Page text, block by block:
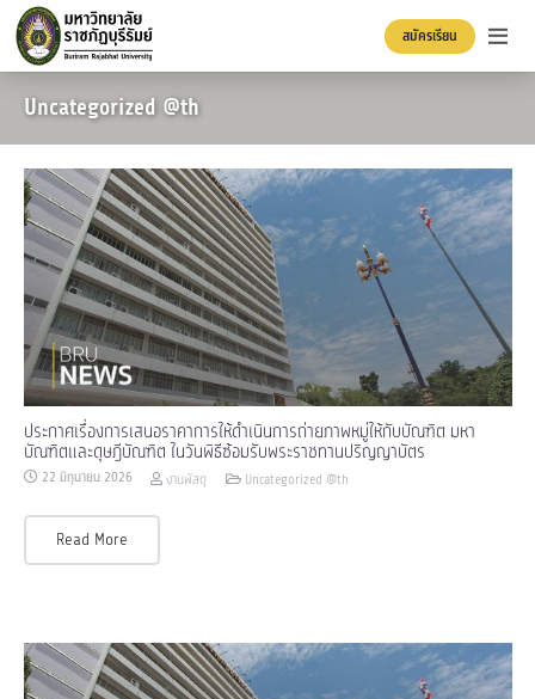
สมัครเรียน
Uncategorized @th
ประกาศเรื่องการเสนอราคาการให้ดำเนินการถ่ายภาพหมู่ให้กับบัณฑิต มหา
บัณฑิตและดุษฎีบัณฑิต ในวันพิธีซ้อมรับพระราชทานปริญญาบัตร
22 มิถุนายน 2026 งานพัสดุ Uncategorized @th
Read More